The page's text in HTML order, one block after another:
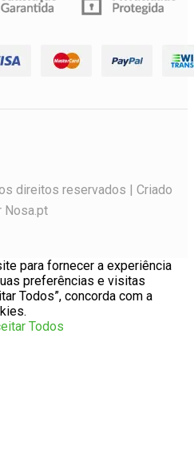
direitos reservados | Criado
Nosa.pt
para fornecer a experiência
preferências e visitas
Todos”, concorda com a
Todos